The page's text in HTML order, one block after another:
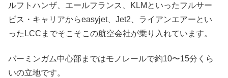
ルフトハンザ、エールフランス、KLMといったフルサー
ビス・キャリアからeasyjet、Jet2、ライアンエアーとい
ったLCCまでそこそこの航空会社が乗り入れています。
バーミンガム中心部まではモノレールで約10〜15分くら
いの立地です。